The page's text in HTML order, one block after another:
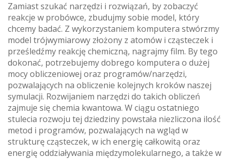
Zamiast szukać narzędzi i rozwiązań, by zobaczyć
reakcje w probówce, zbudujmy sobie model, który
chcemy badać. Z wykorzystaniem komputera stwórzmy
model trójwymiarowy złożony z atomów i cząsteczek i
prześledźmy reakcję chemiczną, nagrajmy film. By tego
dokonać, potrzebujemy dobrego komputera o dużej
mocy obliczeniowej oraz programów/narzędzi,
pozwalających na obliczenie kolejnych kroków naszej
symulacji. Rozwijaniem narzędzi do takich obliczeń
zajmuje się chemia kwantowa. W ciągu ostatniego
stulecia rozwoju tej dziedziny powstała niezliczona ilość
metod i programów, pozwalających na wgląd w
strukturę cząsteczek, w ich energię całkowitą oraz
energię oddziaływania międzymolekularnego, a także w